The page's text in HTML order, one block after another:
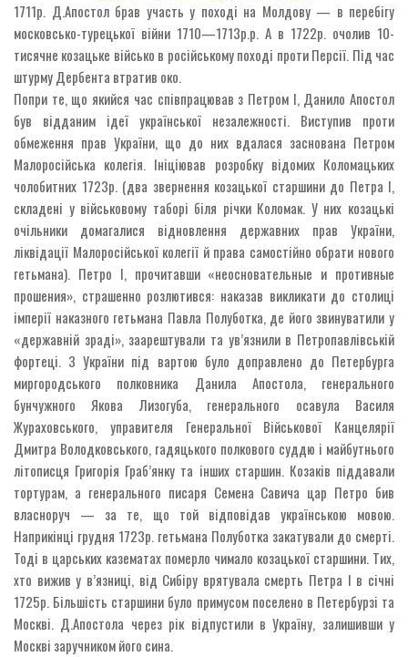
1711р. Д.Апостол брав участь у поході на Молдову — в перебігу
московсько-турецької війни 1710—1713р.р. А в 1722р. очолив 10-
тисячне козацьке військо в російському поході проти Персії. Під час
штурму Дербента втратив око.
Попри те, що якийся час співпрацював з Петром І, Данило Апостол
був відданим ідеї української незалежності. Виступив проти
обмеження прав України, що до них вдалася заснована Петром
Малоросійська колегія. Ініціював розробку відомих Коломацьких
чолобитних 1723р. (два звернення козацької старшини до Петра І,
складені у військовому таборі біля річки Коломак. У них козацькі
очільники домагалися відновлення державних прав України,
ліквідації Малоросійської колегії й права самостійно обрати нового
гетьмана). Петро І, прочитавши «неосновательные и противные
прошения», страшенно розлютився: наказав викликати до столиці
імперії наказного гетьмана Павла Полуботка, де його звинуватили у
«державній зраді», заарештували та ув’язнили в Петропавлівській
фортеці. З України під вартою було доправлено до Петербурга
миргородського полковника Данила Апостола, генерального
бунчужного Якова Лизогуба, генерального осавула Василя
Жураховського, управителя Генеральної Військової Канцелярії
Дмитра Володковського, гадяцького полкового суддю і майбутнього
літописця Григорія Граб’янку та інших старшин. Козаків піддавали
тортурам, а генерального писаря Семена Савича цар Петро бив
власноруч — за те, що той відповідав українською мовою.
Наприкінці грудня 1723р. гетьмана Полуботка закатували до смерті.
Тоді в царських казематах померло чимало козацької старшини. Тих,
хто вижив у в’язниці, від Сибіру врятувала смерть Петра І в січні
1725р. Більшість старшини було примусом поселено в Петербурзі та
Москві. Д.Апостола через рік відпустили в Україну, залишивши у
Москві заручником його сина.